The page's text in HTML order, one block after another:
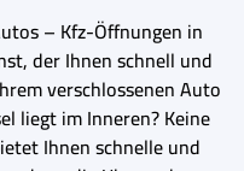
– Kfz-Öffnungen in
der Ihnen schnell und
verschlossenen Auto
liegt im Inneren? Keine
Ihnen schnelle und